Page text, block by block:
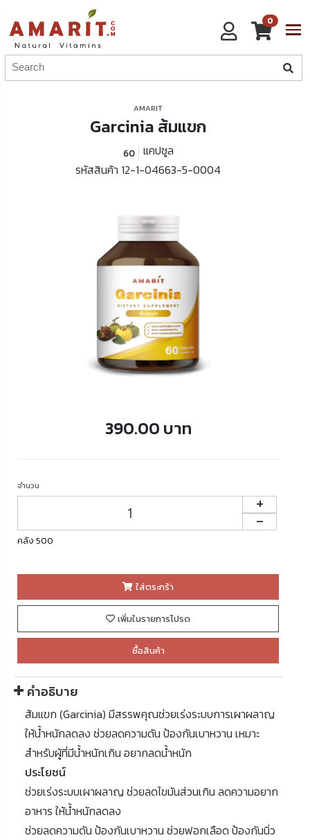
0
AMARIT
Garcinia ส้มแขก
60
แคปซูล
รหัสสินค้า 12-1-04663-5-0004
390.00 บาท
จำนวน
+
-
คลัง 500
ใส่ตระกร้า
เพิ่มในรายการโปรด
ซื้อสินค้า
คำอธิบาย
ส้มแขก (Garcinia) มีสรรพคุณช่วยเร่งระบบการเผาผลาญ
ให้น้ำหนักลดลง ช่วยลดความดัน ป้องกันเบาหวาน เหมาะ
สำหรับผู้ที่มีน้ำหนักเกิน อยากลดน้ำหนัก
ประโยชน์
ช่วยเร่งระบบเผาผลาญ ช่วยลดไขมันส่วนเกิน ลดความอยาก
อาหาร ให้น้ำหนักลดลง
ช่วยลดความดัน ป้องกันเบาหวาน ช่วยฟอกเลือด ป้องกันนิ่ว